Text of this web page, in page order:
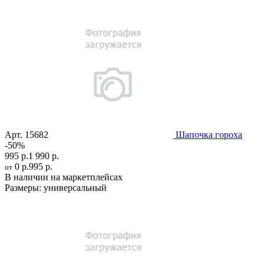
Арт. 15682
Шапочка гороха
-50%
995 р.1 990 р.
от 0 р.995 р.
В наличии на маркетплейсах
Размеры: универсальный